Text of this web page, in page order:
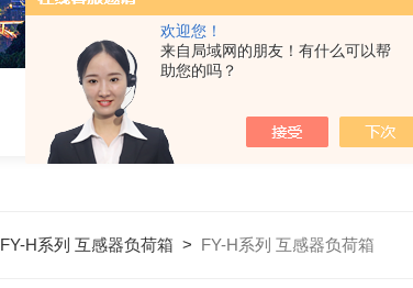
欢迎您！
来自局域网的朋友！有什么可以帮
助您的吗？
FY-H系列 互感器负荷箱 > FY-H系列 互感器负荷箱